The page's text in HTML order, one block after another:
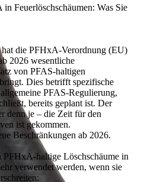
Feuerlöschschäumen: Was Sie
die PFHxA-Verordnung (EU)
2026 wesentliche
von PFAS-haltigen
Dies betrifft spezifische
PFAS-Regulierung,
bereits geplant ist. Der
denn je – die Zeit für den
ist gekommen.
Beschränkungen ab 2026.
haltige Löschschäume in
verwendet werden, wenn sie